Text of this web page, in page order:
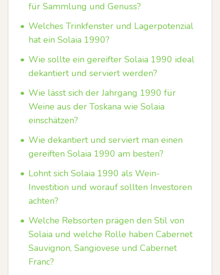
für Sammlung und Genuss?
• Welches Trinkfenster und Lagerpotenzial
hat ein Solaia 1990?
• Wie sollte ein gereifter Solaia 1990 ideal
dekantiert und serviert werden?
• Wie lässt sich der Jahrgang 1990 für
Weine aus der Toskana wie Solaia
einschätzen?
• Wie dekantiert und serviert man einen
gereiften Solaia 1990 am besten?
• Lohnt sich Solaia 1990 als Wein-
Investition und worauf sollten Investoren
achten?
• Welche Rebsorten prägen den Stil von
Solaia und welche Rolle haben Cabernet
Sauvignon, Sangiovese und Cabernet
Franc?